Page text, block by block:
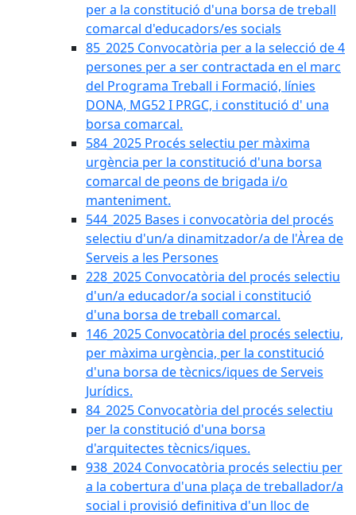
per a la constitució d'una borsa de treball
comarcal d'educadors/es socials
85_2025 Convocatòria per a la selecció de 4
persones per a ser contractada en el marc
del Programa Treball i Formació, línies
DONA, MG52 I PRGC, i constitució d' una
borsa comarcal.
584_2025 Procés selectiu per màxima
urgència per la constitució d'una borsa
comarcal de peons de brigada i/o
manteniment.
544_2025 Bases i convocatòria del procés
selectiu d'un/a dinamitzador/a de l'Àrea de
Serveis a les Persones
228_2025 Convocatòria del procés selectiu
d'un/a educador/a social i constitució
d'una borsa de treball comarcal.
146_2025 Convocatòria del procés selectiu,
per màxima urgència, per la constitució
d'una borsa de tècnics/iques de Serveis
Jurídics.
84_2025 Convocatòria del procés selectiu
per la constitució d'una borsa
d'arquitectes tècnics/iques.
938_2024 Convocatòria procés selectiu per
a la cobertura d'una plaça de treballador/a
social i provisió definitiva d'un lloc de